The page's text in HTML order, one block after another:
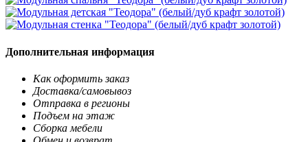
Дополнительная информация
Как оформить заказ
Доставка/самовывоз
Отправка в регионы
Подъем на этаж
Сборка мебели